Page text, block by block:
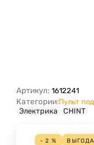
Артикул: 1612241
Категории:Пульт
Электрика
CHINT
- 2 % ВЫГОДА